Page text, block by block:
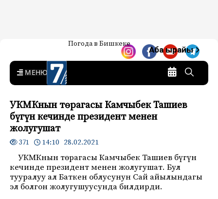
7-канал. Жаңылыктар —
Кыргызстан
Жаңылыктар — Кыргызстан
Погода в Бишкеке
Аба ырайы
MENU
УКМКнын төрагасы Камчыбек Ташиев
бүгүн кечинде президент менен
жолугушат
371 14:10 28.02.2021
УКМКнын төрагасы Камчыбек Ташиев бүгүн
кечинде президент менен жолугушат. Бул
тууралуу ал Баткен облусунун Сай айылындагы
эл болгон жолугушуусунда билдирди.